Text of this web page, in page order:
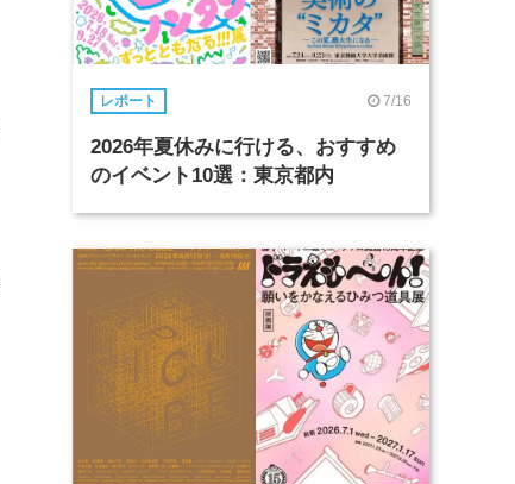
レポート 7/16
2026年夏休みに行ける、おすすめ
のイベント10選：東京都内